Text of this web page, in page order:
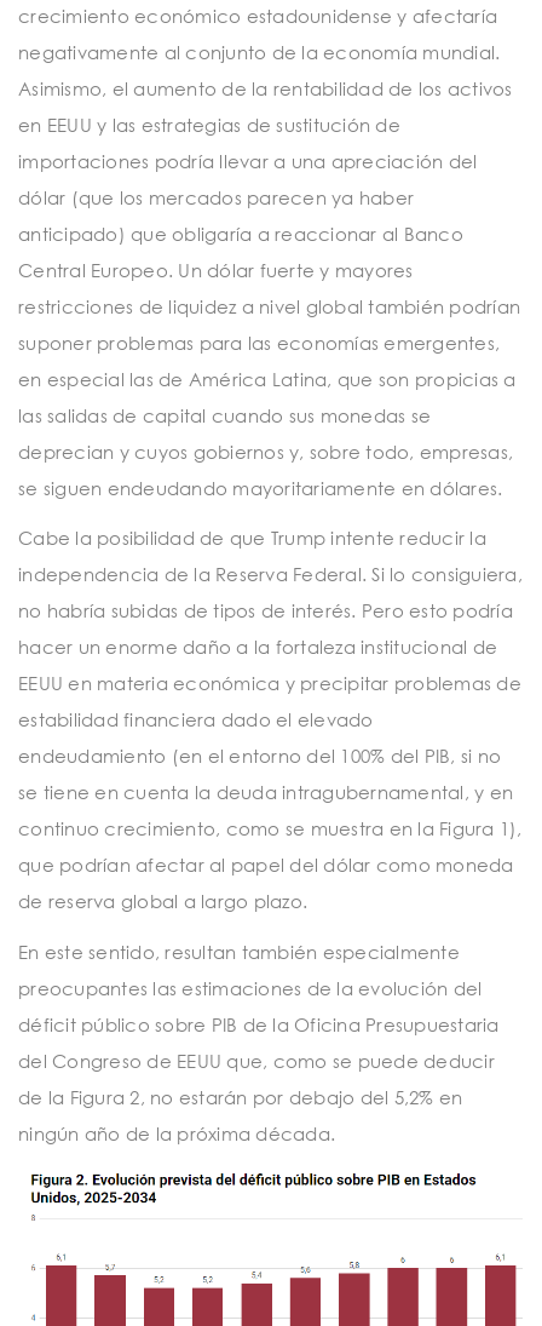
crecimiento económico estadounidense y afectaría
negativamente al conjunto de la economía mundial.
Asimismo, el aumento de la rentabilidad de los activos
en EEUU y las estrategias de sustitución de
importaciones podría llevar a una apreciación del
dólar (que los mercados parecen ya haber
anticipado) que obligaría a reaccionar al Banco
Central Europeo. Un dólar fuerte y mayores
restricciones de liquidez a nivel global también podrían
suponer problemas para las economías emergentes,
en especial las de América Latina, que son propicias a
las salidas de capital cuando sus monedas se
deprecian y cuyos gobiernos y, sobre todo, empresas,
se siguen endeudando mayoritariamente en dólares.
Cabe la posibilidad de que Trump intente reducir la
independencia de la Reserva Federal. Si lo consiguiera,
no habría subidas de tipos de interés. Pero esto podría
hacer un enorme daño a la fortaleza institucional de
EEUU en materia económica y precipitar problemas de
estabilidad financiera dado el elevado
endeudamiento (en el entorno del 100% del PIB, si no
se tiene en cuenta la deuda intragubernamental, y en
continuo crecimiento, como se muestra en la Figura 1),
que podrían afectar al papel del dólar como moneda
de reserva global a largo plazo.
En este sentido, resultan también especialmente
preocupantes las estimaciones de la evolución del
déficit público sobre PIB de la Oficina Presupuestaria
del Congreso de EEUU que, como se puede deducir
de la Figura 2, no estarán por debajo del 5,2% en
ningún año de la próxima década.